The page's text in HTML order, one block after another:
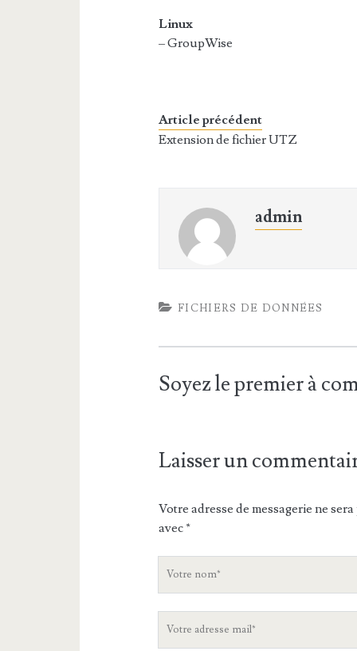
Linux
– GroupWise
Article précédent
Extension de fichier UTZ
admin
FICHIERS DE DONNÉES
Soyez le premier à
Laisser un
Votre adresse de messagerie ne
avec*
V
V